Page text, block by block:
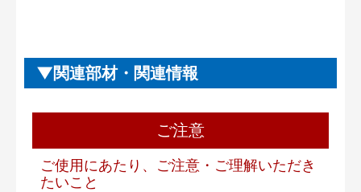
関連部材・関連情報
ご注意
ご使用にあたり、ご注意・ご理解いただき
たいこと